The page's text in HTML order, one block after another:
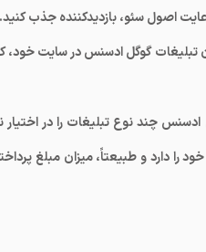
ادسنس چند نوع تبلیغات را در
دارد و طبیعتاً، میزان مبلغ